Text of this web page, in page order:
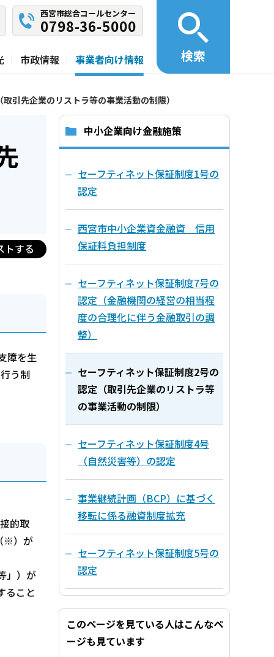
西宮市総合コールセンター
0798-36-5000
市政情報 事業者向け情報 検索
引先企業のリストラ等の事業活動の制限）
トする
障を生
う制
的取
※）が
」）が
ること
中小企業向け金融施策
セーフティネット保証制度1号の
認定
西宮市中小企業資金融資 信用
保証料負担制度
セーフティネット保証制度7号の
認定（金融機関の経営の相当程
度の合理化に伴う金融取引の調
整）
セーフティネット保証制度2号の
認定（取引先企業のリストラ等
の事業活動の制限）
セーフティネット保証制度4号
（自然災害等）の認定
事業継続計画（BCP）に基づく
移転に係る融資制度拡充
セーフティネット保証制度5号の
認定
このページを見ている人はこんなペ
ージも見ています